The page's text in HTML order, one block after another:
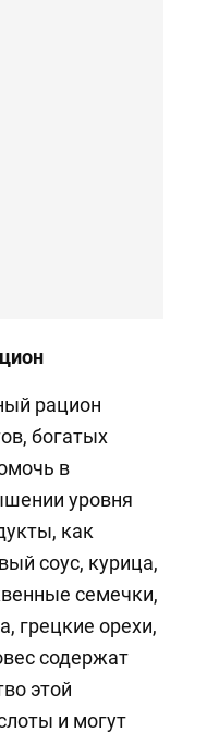
рацион
богатых
в
уровня
как
соус, курица,
семечки,
грецкие орехи,
содержат
этой
и могут